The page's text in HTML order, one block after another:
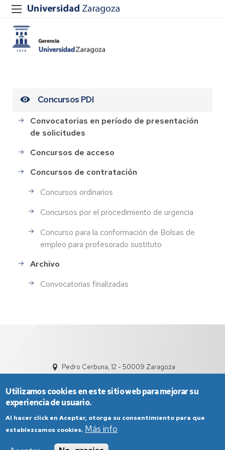
Concursos PDI
Convocatorias en período de presentación
de solicitudes
Concursos de acceso
Concursos de contratación
Concursos ordinarios
Concursos por el procedimiento de urgencia
Concurso para la conformación de Bolsas de
empleo para profesorado sustituto
Archivo
Convocatorias finalizadas
Pedro Cerbuna, 12 - 50009 Zaragoza
Aviso Legal Condiciones generales de uso
Utilizamos cookies en este sitio web para mejorar su
experiencia de usuario.
Al hacer click en Aceptar, otorga su consentimiento para que
establezcamos cookies. Más info